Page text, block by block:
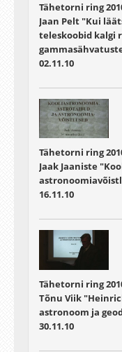
Tähetorni ring
Jaan Pelt "Kui
teleskoobid kalgi
02.11.10
Tähetorni ring
Jaak Jaaniste
16.11.10
Tähetorni ring
Tõnu Viik
astronoom ja
30.11.10